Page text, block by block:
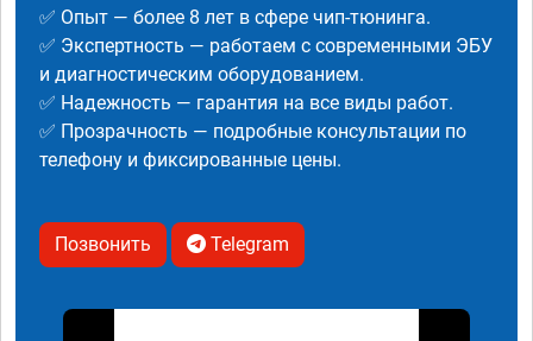
✅ Опыт — более 8 лет в сфере чип-тюнинга.
✅ Экспертность — работаем с современными ЭБУ
и диагностическим оборудованием.
✅ Надежность — гарантия на все виды работ.
✅ Прозрачность — подробные консультации по
телефону и фиксированные цены.
Позвонить Telegram